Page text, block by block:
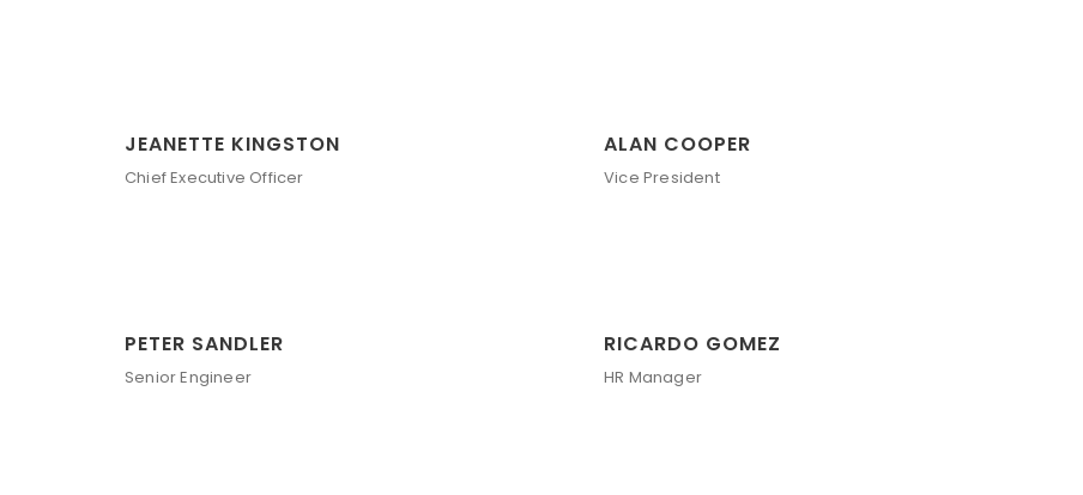
JEANETTE KINGSTON
Chief Executive Officer
ALAN COOPER
Vice President
PETER SANDLER
Senior Engineer
RICARDO GOMEZ
HR Manager